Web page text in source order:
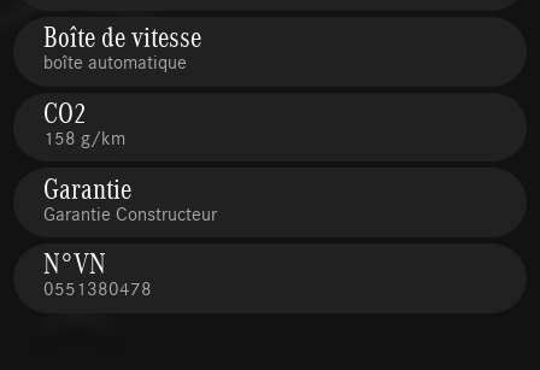
Boîte de vitesse
boîte automatique
CO2
158 g/km
Garantie
Garantie Constructeur
N°VN
0551380478